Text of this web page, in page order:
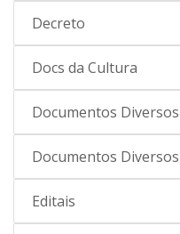
Decreto
Docs da Cultura
Documentos Diversos
Documentos Diversos
Editais